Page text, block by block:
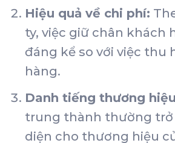
Hiệu quả về chi phí:
ty, việc giữ chân khách
đáng kể so với việc thu
hàng.
Danh tiếng thương
trung thành thường trở
diện cho thương hiệu